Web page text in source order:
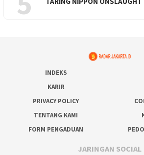
INDEKS
KARIR
PRIVACY POLICY
TENTANG KAMI
FORM PENGADUAN
JARINGAN SOCIAL